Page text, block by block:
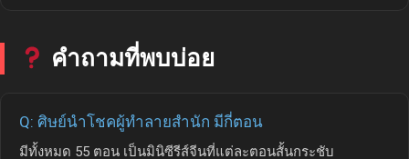
คำถามที่พบบ่อย
Q: ศิษย์นำโชคผู้ทำลายสำนัก มีกี่ตอน
มีทั้งหมด 55 ตอน เป็นมินิซีรีส์จีนที่แต่ละตอนสั้นกระชับ